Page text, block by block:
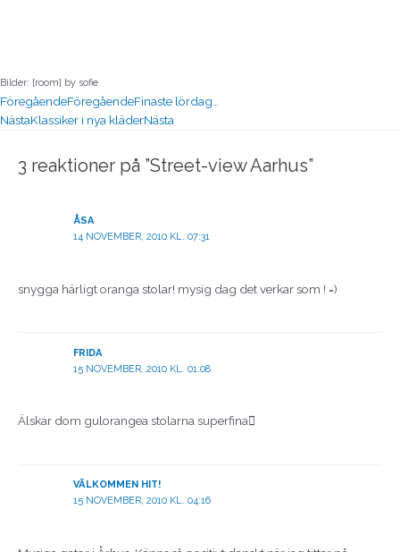
Bilder: [room] by sofie
FöregåendeFöregåendeFinaste lördag…
NästaKlassiker i nya kläderNästa
3 reaktioner på ”Street-view Aarhus”
ÅSA
14 NOVEMBER, 2010 KL. 07:31
snygga härligt oranga stolar! mysig dag det verkar som ! =)
FRIDA
15 NOVEMBER, 2010 KL. 01:08
Älskar dom gulorangea stolarna superfina
VÄLKOMMEN HIT!
15 NOVEMBER, 2010 KL. 04:16